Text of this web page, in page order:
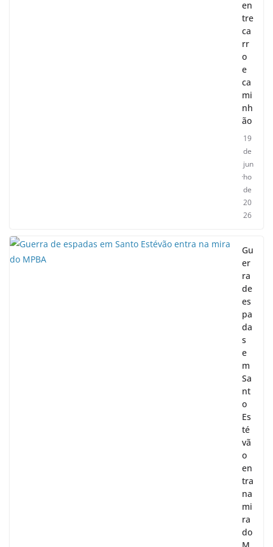
en
tre
ca
rr
o
e
ca
mi
nh
ão
19
de
jun
ho
de
20
26
Gu
er
ra
de
es
pa
da
s
e
m
Sa
nt
o
Es
té
vã
o
en
tra
na
mi
ra
do
M